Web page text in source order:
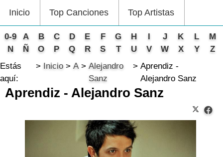
Inicio Top Canciones Top Artistas
0-9 A B C D E F G H I J K L
M
N
Ñ O P Q R S T U V W X Y
Z
Estás
aquí:
Inicio A
Alejandro
Sanz
Aprendiz -
Alejandro Sanz
Aprendiz - Alejandro Sanz